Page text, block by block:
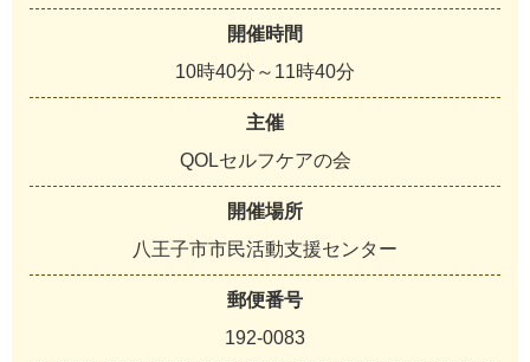
開催時間
10時40分～11時40分
主催
QOLセルフケアの会
開催場所
八王子市市民活動支援センター
郵便番号
192-0083